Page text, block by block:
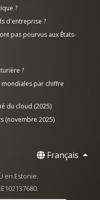
?
d'entreprise ?
pas pourvus aux États-
?
par chiffre
du cloud (2025)
(novembre 2025)
Français
en Estonie.